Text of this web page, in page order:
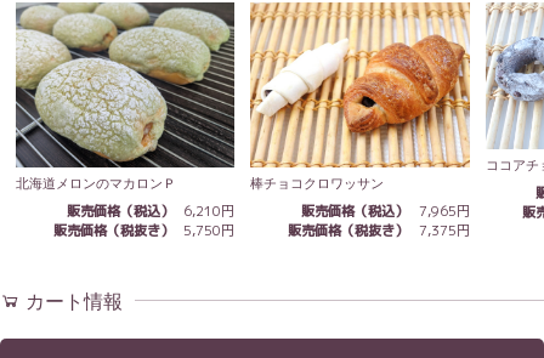
北海道メロンのマカロンＰ
販売価格（税込）
6,210円
販売価格（税抜き）
5,750円
棒チョコクロワッサン
販売価格（税込）
7,965円
販売価格（税抜き）
7,375円
ココアチ
販
カート情報